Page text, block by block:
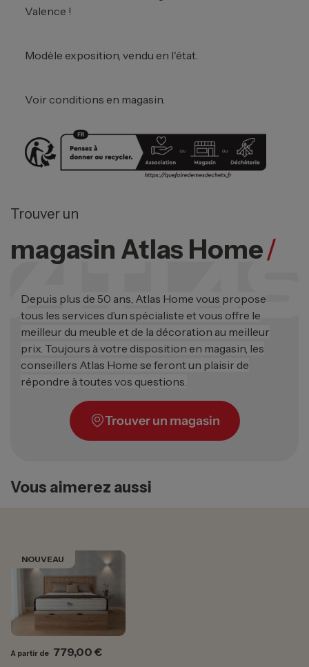
Valence !
Modèle exposition, vendu en l'état.
Voir conditions en magasin.
Trouver un
magasin Atlas Home/
Depuis plus de 50 ans, Atlas Home vous propose
tous les services d’un spécialiste et vous offre le
meilleur du meuble et de la décoration au meilleur
prix. Toujours à votre disposition en magasin, les
conseillers Atlas Home se feront un plaisir de
répondre à toutes vos questions.
Trouver un magasin
Vous aimerez aussi
NOUVEAU
A partir de Prix
779,00 €